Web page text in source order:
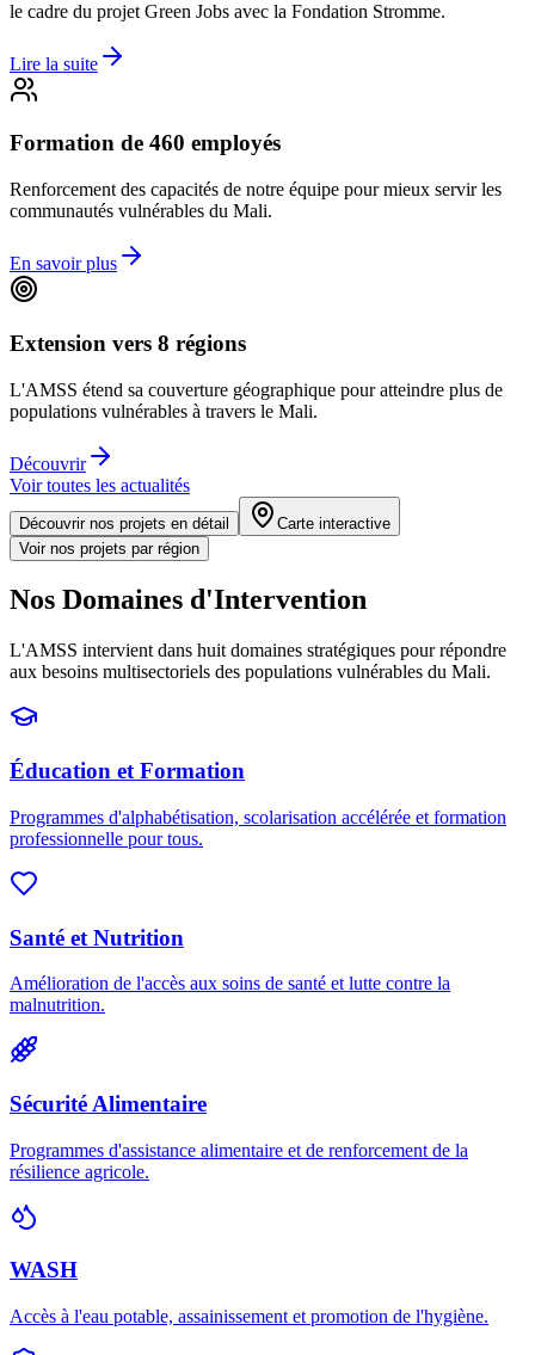
le cadre du projet Green Jobs avec la Fondation Stromme.
Lire la suite
Formation de 460 employés
Renforcement des capacités de notre équipe pour mieux servir les
communautés vulnérables du Mali.
En savoir plus
Extension vers 8 régions
L'AMSS étend sa couverture géographique pour atteindre plus de
populations vulnérables à travers le Mali.
Découvrir
Voir toutes les actualités
Découvrir nos projets en détail
Carte interactive
Voir nos projets par région
Nos Domaines d'Intervention
L'AMSS intervient dans huit domaines stratégiques pour répondre
aux besoins multisectoriels des populations vulnérables du Mali.
Éducation et Formation
Programmes d'alphabétisation, scolarisation accélérée et formation
professionnelle pour tous.
Santé et Nutrition
Amélioration de l'accès aux soins de santé et lutte contre la
malnutrition.
Sécurité Alimentaire
Programmes d'assistance alimentaire et de renforcement de la
résilience agricole.
WASH
Accès à l'eau potable, assainissement et promotion de l'hygiène.